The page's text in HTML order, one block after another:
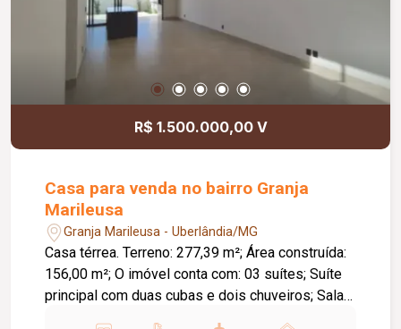
R$ 1.500.000,00 V
Casa para venda no bairro Granja
Marileusa
Granja Marileusa - Uberlândia/MG
Casa térrea. Terreno: 277,39 m²; Área construída:
156,00 m²; O imóvel conta com: 03 suítes; Suíte
principal com duas cubas e dois chuveiros; Sala